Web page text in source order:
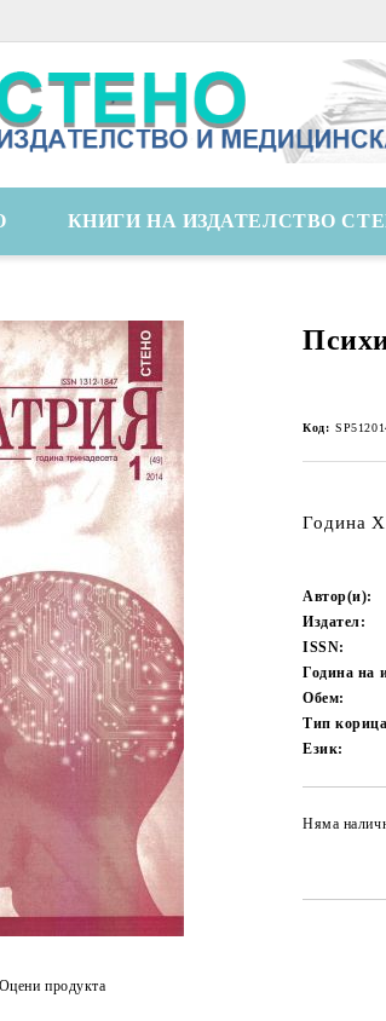
КНИГИ НА ИЗДАТЕЛСТВО
Код:
Година
Автор(и):
Издател:
ISSN:
Година на
Обем:
Тип
Език:
Няма
Оцени продукта